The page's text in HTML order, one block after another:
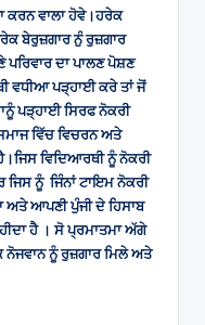
ਕਰਨ ਵਾਲਾ ਹੋਵੇ।ਹਰੇਕ
ਬੇਰੁਜ਼ਗਾਰ ਨੁੰ ਰੁਜ਼ਗਾਰ
ਦਾ ਪਾਲਣ ਪੋਸ਼ਣ
ਵਧੀਆ ਪੜ੍ਹਾਈ ਕਰੇ ਤਾਂ ਜੋਂ
ਪੜ੍ਹਾਈ ਸਿਰਫ ਨੋਕਰੀ
ਵਿੱਚ ਵਿਚਰਨ ਅਤੇ
ਵਿਦਿਆਰਥੀ ਨੂੰ ਨੋਕਰੀ
ਨੂੰ ਜਿੰਨਾਂ ਟਾਇਮ ਨੋਕਰੀ
ਅਤੇ ਆਪਣੀ ਪੁੰਜੀ ਦੇ ਹਿਸਾਬ
ਹੈ । ਸੋ ਪ੍ਰਮਾਤਮਾ ਅੱਗੇ
ਨੂੰ ਰੁਜ਼ਗਾਰ ਮਿਲੇ ਅਤੇ